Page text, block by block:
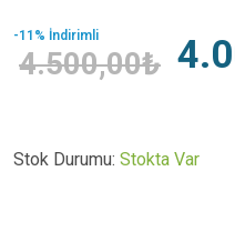
-11% İndirimli
4.500,00₺
Stok Durumu: Stokta Var